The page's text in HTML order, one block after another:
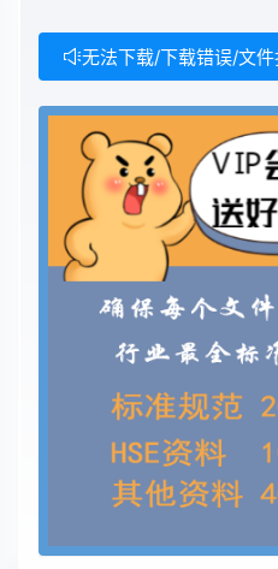
无法下载/下载错误/文